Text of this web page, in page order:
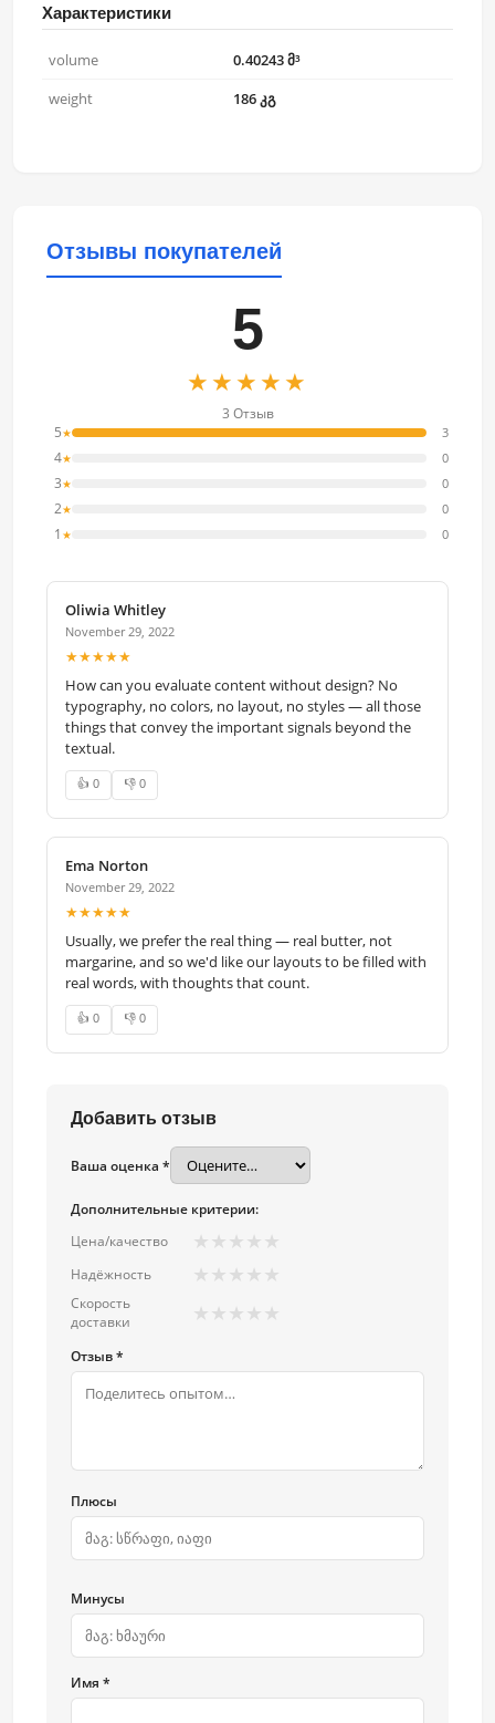
Характеристики
volume
0.40243 მ³
weight
186 კგ
Отзывы покупателей
5
★★★★★
3 Отзыв
5★ 3
4★ 0
3★ 0
2★ 0
1 ★ 0
Oliwia Whitley
November 29, 2022
★★★★★
How can you evaluate content without design? No
typography, no colors, no layout, no styles — all those
things that convey the important signals beyond the
textual.
👍 0 👎 0
Ema Norton
November 29, 2022
★★★★★
Usually, we prefer the real thing — real butter, not
margarine, and so we'd like our layouts to be filled with
real words, with thoughts that count.
👍 0 👎 0
Добавить отзыв
Ваша оценка *
Дополнительные критерии:
Цена/качество
★ ★ ★ ★ ★
Надёжность ★ ★ ★ ★ ★
Скорость
доставки
★ ★ ★ ★ ★
Отзыв *
Плюсы
Минусы
Имя *